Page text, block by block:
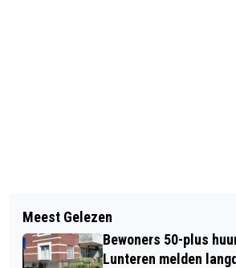
DUTCH LADIES ORCHESTRA
PRESENTEERT: THINK
VOOR DE EERSTE KEER DE
VELUWE ERFGOEDWEKEN
Meest Gelezen
Bewoners 50-plus
Lunteren melden